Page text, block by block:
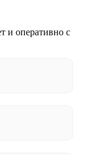
и оперативно с